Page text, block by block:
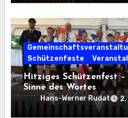
Schützenfeste
Hitziges Schützenfest
Sinne des Wortes
Hans-Werner Rudat